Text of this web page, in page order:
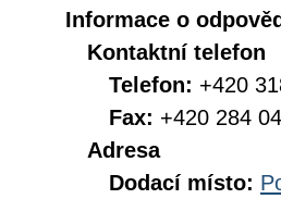
Informace o
Kontaktní telefon
Telefon: +420
Fax: +420 284
Adresa
Dodací místo: